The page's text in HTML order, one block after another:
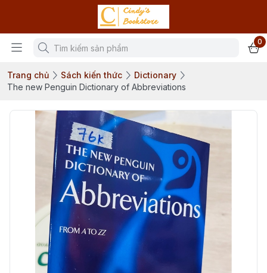
0
Trang chủ Sách kiến thức
Dictionary
The new Penguin Dictionary of Abbreviations